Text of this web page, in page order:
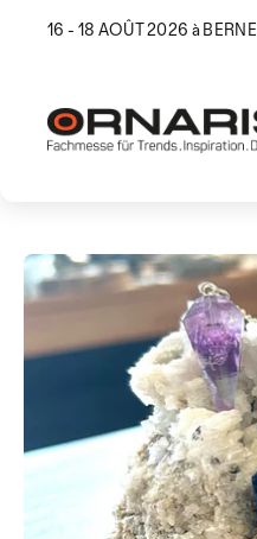
16 - 18 AOÛT 2026 à BERNE